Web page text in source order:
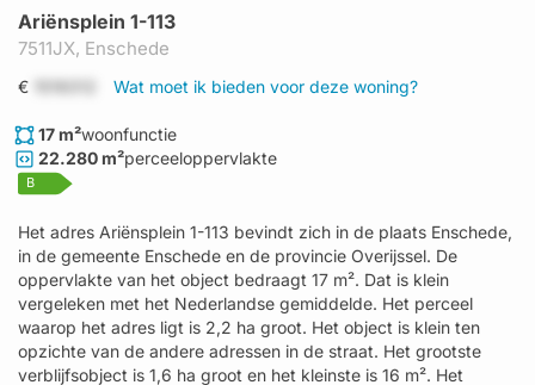
Ariënsplein 1-113
7511JX, Enschede
€ Wat moet ik bieden voor deze woning?
17 m²woonfunctie
22.280 m²perceeloppervlakte
B
Het adres Ariënsplein 1-113 bevindt zich in de plaats Enschede,
in de gemeente Enschede en de provincie Overijssel. De
oppervlakte van het object bedraagt 17 m². Dat is klein
vergeleken met het Nederlandse gemiddelde. Het perceel
waarop het adres ligt is 2,2 ha groot. Het object is klein ten
opzichte van de andere adressen in de straat. Het grootste
verblijfsobject is 1,6 ha groot en het kleinste is 16 m². Het